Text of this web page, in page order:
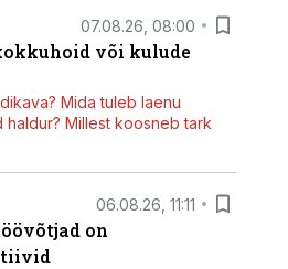
07.08.26, 08:00
või kulude
Mida tuleb laenu
Millest koosneb tark
06.08.26, 11:11
on